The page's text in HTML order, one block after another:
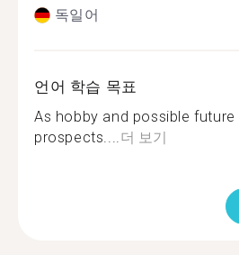
독일어
언어 학습 목표
As hobby and possible future
prospects....더 보기